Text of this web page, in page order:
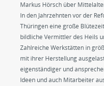
Markus Hörsch über
In den Jahrzehnten vor der
Thüringen eine große
bildliche Vermittler des Heils
Zahlreiche Werkstätten in
mit ihrer Herstellung
eigenständiger und
Ideen und auch Mitarbeiter